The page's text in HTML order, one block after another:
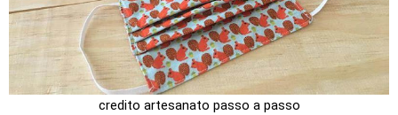
credito artesanato passo a passo